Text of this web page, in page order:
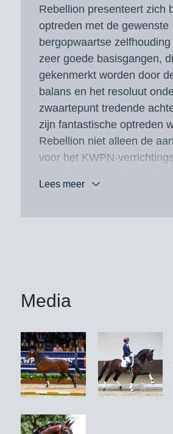
Rebellion presenteert zich
optreden met de gewenste
bergopwaartse
zeer goede basisgangen,
gekenmerkt worden door
balans en het resoluut
zwaartepunt tredende
zijn fantastische optreden
Rebellion niet alleen de
voor het KWPN-
ook de
en fantastische karakter en
Zijn vader Vivino,
zijn keuring 2018 in
absolute prijstopper van de
hengstmarkt met een
miljoen Euro, voltooide zijn
verrichtingstest in
Lees meer
Media